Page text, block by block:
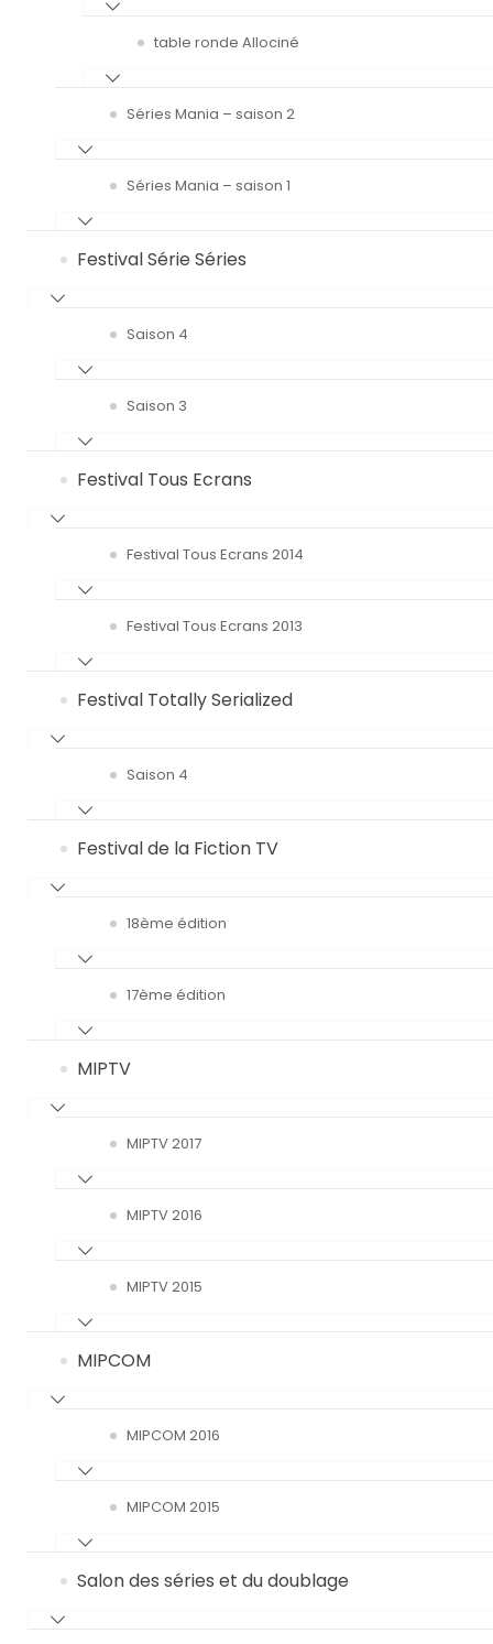
table ronde Allociné
Séries Mania – saison 2
Séries Mania – saison 1
Festival Série Séries
Saison 4
Saison 3
Festival Tous Ecrans
Festival Tous Ecrans 2014
Festival Tous Ecrans 2013
Festival Totally Serialized
Saison 4
Festival de la Fiction TV
18ème édition
17ème édition
MIPTV
MIPTV 2017
MIPTV 2016
MIPTV 2015
MIPCOM
MIPCOM 2016
MIPCOM 2015
Salon des séries et du doublage